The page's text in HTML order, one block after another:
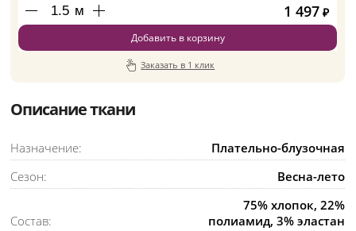
м 1 497 ₽
Добавить в корзину
Заказать в 1 клик
Описание ткани
Назначение:
Плательно-блузочная
Сезон:
Весна-лето
Состав:
75% хлопок, 22%
полиамид, 3% эластан